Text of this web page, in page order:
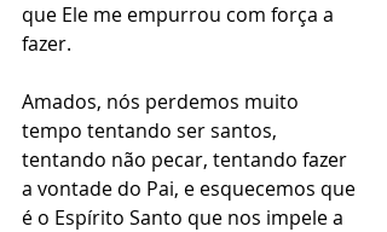
que Ele me empurrou com força a
fazer.
Amados, nós perdemos muito
tempo tentando ser santos,
tentando não pecar, tentando fazer
a vontade do Pai, e esquecemos que
é o Espírito Santo que nos impele a